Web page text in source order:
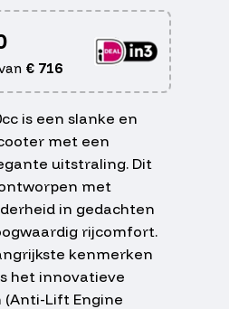
€716
is een slanke en
met een
uitstraling. Dit
met
in gedachten
rijcomfort.
kenmerken
het innovatieve
(Anti-Lift Engine